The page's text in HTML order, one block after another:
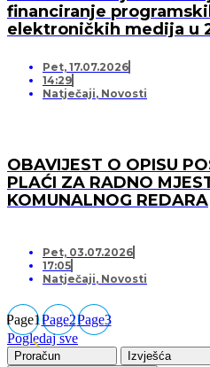
financiranje
elektroničkih medija u
Pet, 17.07.2026
14:29
Natječaji, Novosti
OBAVIJEST O OPISU
PLAĆI ZA RADNO
KOMUNALNOG REDARA
Pet, 03.07.2026
17:05
Natječaji, Novosti
Page1Page2Page3
Pogledaj sve
Proračun Izvješća